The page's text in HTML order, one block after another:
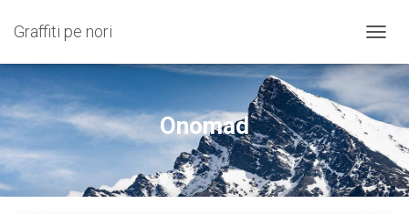
Graffiti pe nori
Onomad